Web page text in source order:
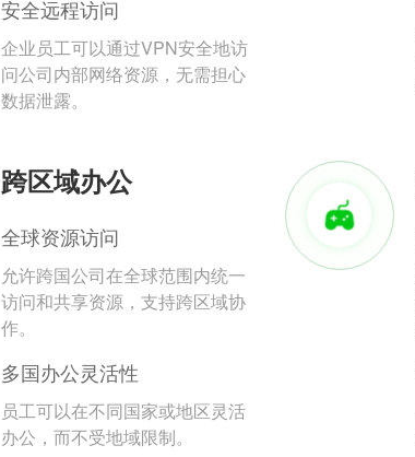
安全远程访问
企业员工可以通过VPN安全地访
问公司内部网络资源，无需担心
数据泄露。
跨区域办公
全球资源访问
允许跨国公司在全球范围内统一
访问和共享资源，支持跨区域协
作。
多国办公灵活性
员工可以在不同国家或地区灵活
办公，而不受地域限制。